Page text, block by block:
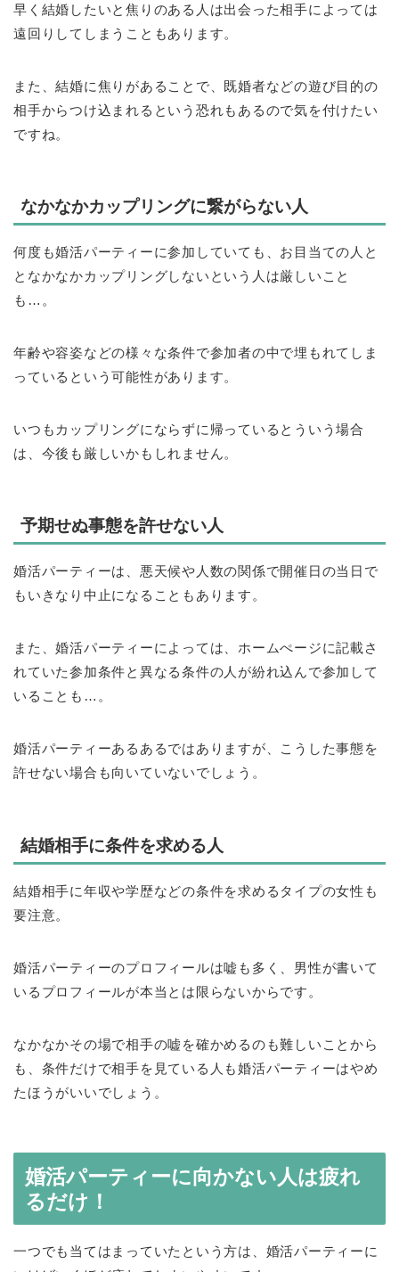
早く結婚したいと焦りのある人は出会った相手によっては
遠回りしてしまうこともあります。
また、結婚に焦りがあることで、既婚者などの遊び目的の
相手からつけ込まれるという恐れもあるので気を付けたい
ですね。
なかなかカップリングに繋がらない人
何度も婚活パーティーに参加していても、お目当ての人と
となかなかカップリングしないという人は厳しいこと
も…。
年齢や容姿などの様々な条件で参加者の中で埋もれてしま
っているという可能性があります。
いつもカップリングにならずに帰っているとういう場合
は、今後も厳しいかもしれません。
予期せぬ事態を許せない人
婚活パーティーは、悪天候や人数の関係で開催日の当日で
もいきなり中止になることもあります。
また、婚活パーティーによっては、ホームぺージに記載さ
れていた参加条件と異なる条件の人が紛れ込んで参加して
いることも…。
婚活パーティーあるあるではありますが、こうした事態を
許せない場合も向いていないでしょう。
結婚相手に条件を求める人
結婚相手に年収や学歴などの条件を求めるタイプの女性も
要注意。
婚活パーティーのプロフィールは嘘も多く、男性が書いて
いるプロフィールが本当とは限らないからです。
なかなかその場で相手の嘘を確かめるのも難しいことから
も、条件だけで相手を見ている人も婚活パーティーはやめ
たほうがいいでしょう。
婚活パーティーに向かない人は疲れ
るだけ！
一つでも当てはまっていたという方は、婚活パーティーに